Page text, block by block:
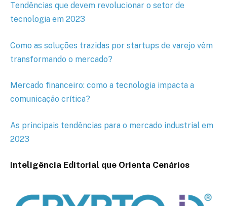
Tendências que devem revolucionar o setor de
tecnologia em 2023
Como as soluções trazidas por startups de varejo vêm
transformando o mercado?
Mercado financeiro: como a tecnologia impacta a
comunicação crítica?
As principais tendências para o mercado industrial em
2023
Inteligência Editorial que Orienta Cenários